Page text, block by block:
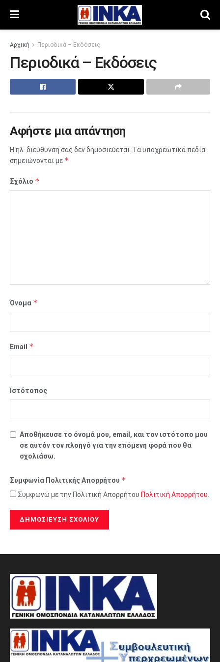
Αρχική Περιοδικά – Εκδόσεις
Περιοδικά – Εκδόσεις
Αφήστε μια απάντηση
Η ηλ. διεύθυνση σας δεν δημοσιεύεται. Τα υποχρεωτικά πεδία
σημειώνονται με *
Σχόλιο *
Όνομα *
Email *
Ιστότοπος
Αποθήκευσε το όνομά μου, email, και τον ιστότοπο μου
σε αυτόν τον πλοηγό για την επόμενη φορά που θα
σχολιάσω.
Συμφωνία Πολιτικής Απορρήτου *
Συμφωνώ με την Πολιτική Απορρήτου Πολιτική Απορρήτου